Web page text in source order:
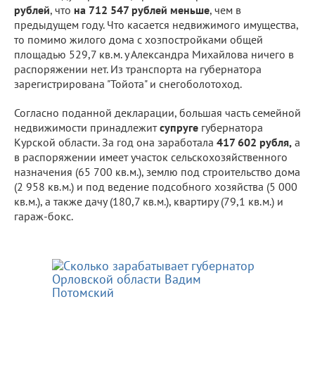
рублей, что на 712 547 рублей меньше, чем в
предыдущем году. Что касается недвижимого имущества,
то помимо жилого дома с хозпостройками общей
площадью 529,7 кв.м. у Александра Михайлова ничего в
распоряжении нет. Из транспорта на губернатора
зарегистрирована "Тойота" и снегоболотоход.
Согласно поданной декларации, большая часть семейной
недвижимости принадлежитсупруге губернатора
Курской области. За год она заработала 417 602 рубля, а
в распоряжении имеет участок сельскохозяйственного
назначения (65 700 кв.м.), землю под строительство дома
(2 958 кв.м.) и под ведение подсобного хозяйства (5 000
кв.м.), а также дачу (180,7 кв.м.), квартиру (79,1 кв.м.) и
гараж-бокс.